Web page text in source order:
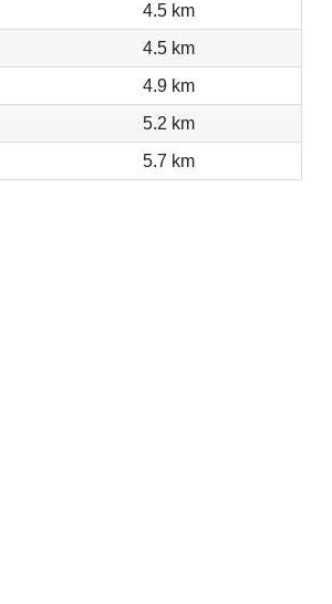
4.5 km
4.5 km
4.9 km
5.2 km
5.7 km